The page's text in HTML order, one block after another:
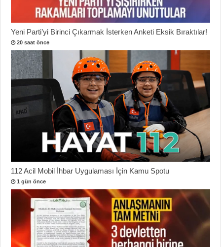
Yeni Parti’yi Birinci Çıkarmak İsterken Anketi Eksik Bıraktılar!
20 saat önce
112 Acil Mobil İhbar Uygulaması İçin Kamu Spotu
1 gün önce